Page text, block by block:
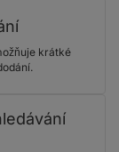
krátké